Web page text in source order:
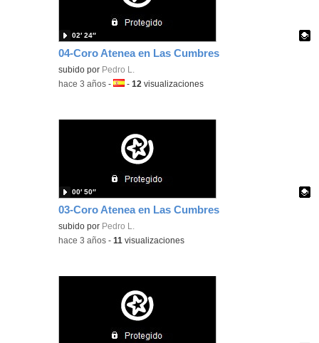
04-Coro Atenea en Las Cumbres
Contenido educativo.
subido por Pedro L.
02′ 24″
-hace 3 años -Idioma:
-12 visualizaciones
03-Coro Atenea en Las Cumbres
Contenido educativo.
subido por Pedro L.
00′ 50″
-hace 3 años -11 visualizaciones